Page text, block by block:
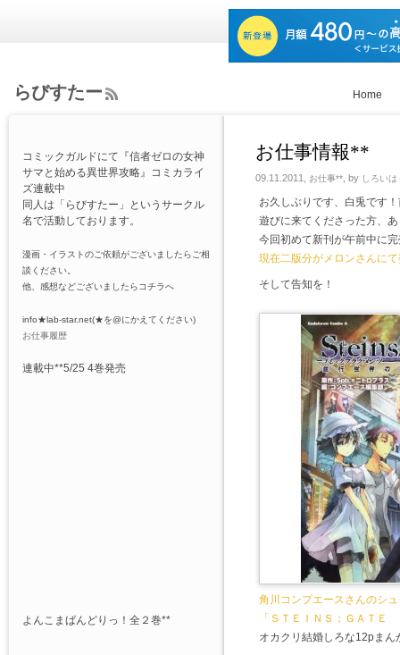
らびすたー
s
Home
お仕事情報**
09.11.2011, お仕事** , by しろいは
お久しぶりです、白兎です
遊びに来てくださった方、
今回初めて新刊が午前中に
現在二版分がメロンさんに
そして告知を！
角川コンプエースさんのシ
「ＳＴＥＩＮＳ；ＧＡＴＥ
オカクリ結婚しろな12pまん
コミックガルドにて『信者ゼロの女神
サマと始める異世界攻略』コミカライ
ズ連載中
同人は「らびすたー」というサークル
名で活動しております。
漫画・イラストのご依頼がございましたらご相
談ください。
他、感想などございましたらコチラへ
info★lab-star.net(★を@にかえてください)
お仕事履歴
連載中**5/25 4巻発売
よんこまばんどりっ！全２巻**